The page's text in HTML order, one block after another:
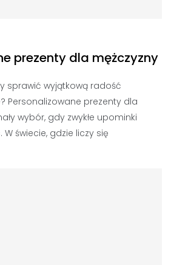
prezenty dla mężczyzny
sprawić wyjątkową radość
Personalizowane prezenty dla
wybór, gdy zwykłe upominki
świecie, gdzie liczy się